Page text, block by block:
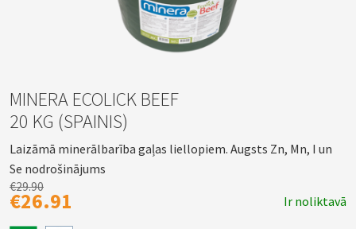
MINERA ECOLICK BEEF
20 KG (SPAINIS)
Laizāmā minerālbarība gaļas liellopiem. Augsts Zn, Mn, I un
Se nodrošinājums
€29.90
€26.91 Ir noliktavā